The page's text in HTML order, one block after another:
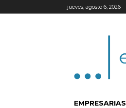
jueves, agosto 6, 2026
EMPRESARIAS